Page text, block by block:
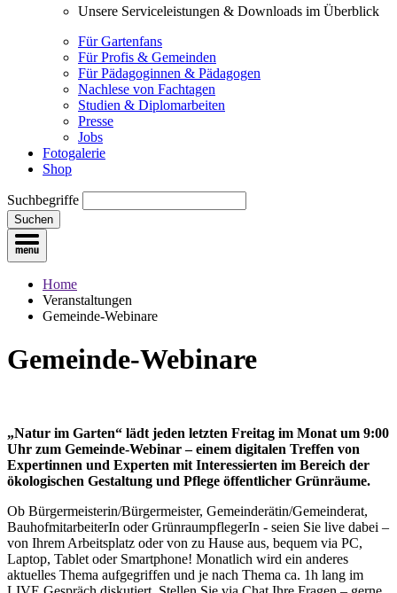
Unsere Serviceleistungen & Downloads im Überblick
Für Gartenfans
Für Profis & Gemeinden
Für Pädagoginnen & Pädagogen
Nachlese von Fachtagen
Studien & Diplomarbeiten
Presse
Jobs
Fotogalerie
Shop
Suchbegriffe
Suchen
Home
Veranstaltungen
Gemeinde-Webinare
Gemeinde-Webinare
„Natur im Garten“ lädt jeden letzten Freitag im Monat um 9:00
Uhr zum Gemeinde-Webinar – einem digitalen Treffen von
Expertinnen und Experten mit Interessierten im Bereich der
ökologischen Gestaltung und Pflege öffentlicher Grünräume.
Ob Bürgermeisterin/Bürgermeister, Gemeinderätin/Gemeinderat,
BauhofmitarbeiterIn oder GrünraumpflegerIn - seien Sie live dabei –
von Ihrem Arbeitsplatz oder von zu Hause aus, bequem via PC,
Laptop, Tablet oder Smartphone! Monatlich wird ein anderes
aktuelles Thema aufgegriffen und je nach Thema ca. 1h lang im